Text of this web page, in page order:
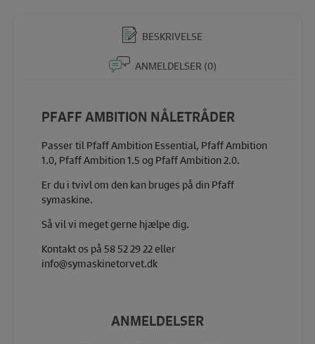
BESKRIVELSE
ANMELDELSER (0)
PFAFF AMBITION NÅLETRÅDER
Passer til Pfaff Ambition Essential, Pfaff Ambition
1.0, Pfaff Ambition 1.5 og Pfaff Ambition 2.0.
Er du i tvivl om den kan bruges på din Pfaff
symaskine.
Så vil vi meget gerne hjælpe dig.
Kontakt os på 58 52 29 22 eller
info@symaskinetorvet.dk
ANMELDELSER